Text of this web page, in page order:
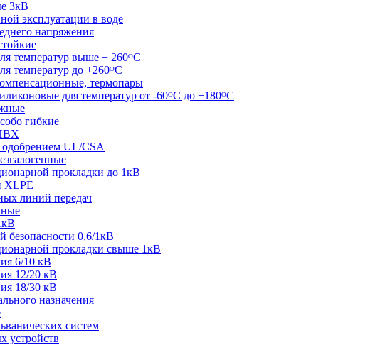
3кВ
эксплуатации в воде
напряжения
температур выше + 260ᴼС
температур до +260ᴼС
термопары
для температур от -60ᴼC до +180ᴼС
гибкие
UL/CSA
прокладки до 1кВ
XLPE
линий передач
0,6/1кВ
прокладки свыше 1кВ
6/10 кВ
12/20 кВ
18/30 кВ
назначения
систем
устройств